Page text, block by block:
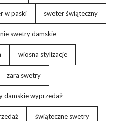
w paski sweter świąteczny
swetry damskie
wiosna stylizacje
zara swetry
damskie wyprzedaż
świąteczne swetry